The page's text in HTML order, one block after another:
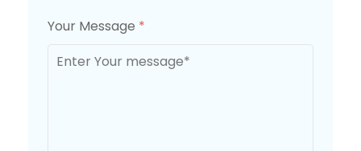
Your Message *